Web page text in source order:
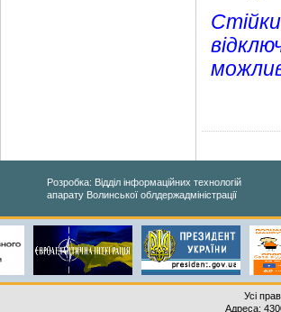
Розробка: Відділ інформаційних технологій
апарату Волинської облдержадміністрації
Усі
Адреса: